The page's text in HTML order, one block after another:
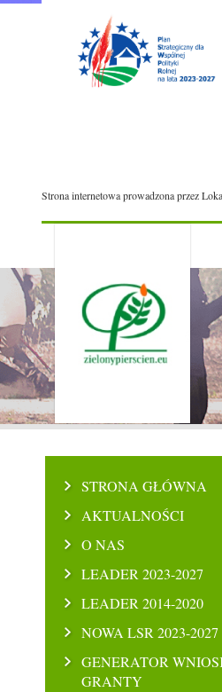
Strona internetowa prowadzona przez
STRONA GŁÓWNA
AKTUALNOŚCI
O NAS
LEADER 2023-2027
LEADER 2014-2020
NOWA LSR 2023-2027
GENERATOR
GRANTY